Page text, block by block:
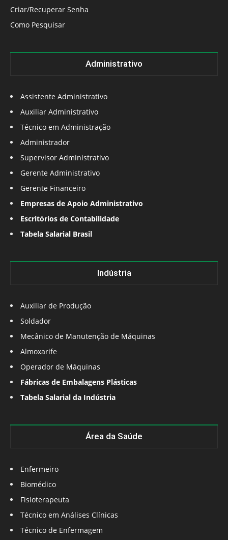
Criar/Recuperar Senha
Como Pesquisar
Administrativo
Assistente Administrativo
Auxiliar Administrativo
Técnico em Administração
Administrador
Supervisor Administrativo
Gerente Administrativo
Gerente Financeiro
Empresas de Apoio Administrativo
Escritórios de Contabilidade
Tabela Salarial Brasil
Indústria
Auxiliar de Produção
Soldador
Mecânico de Manutenção de Máquinas
Almoxarife
Operador de Máquinas
Fábricas de Embalagens Plásticas
Tabela Salarial da Indústria
Área da Saúde
Enfermeiro
Biomédico
Fisioterapeuta
Técnico em Análises Clínicas
Técnico de Enfermagem